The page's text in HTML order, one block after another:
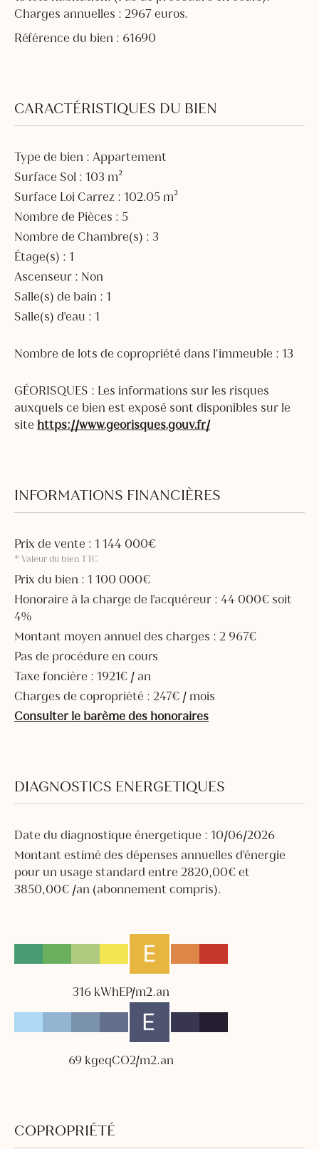
Charges annuelles : 2967 euros.
Référence du bien : 61690
CARACTÉRISTIQUES DU BIEN
Type de bien : Appartement
Surface Sol : 103 m²
Surface Loi Carrez : 102.05 m²
Nombre de Pièces : 5
Nombre de Chambre(s) : 3
Étage(s) : 1
Ascenseur : Non
Salle(s) de bain : 1
Salle(s) d'eau : 1
Nombre de lots de copropriété dans l’immeuble : 13
GÉORISQUES : Les informations sur les risques
auxquels ce bien est exposé sont disponibles sur le
site https://www.georisques.gouv.fr/
INFORMATIONS FINANCIÈRES
Prix de vente : 1 144 000€
* Valeur du bien TTC
Prix du bien : 1 100 000€
Honoraire à la charge de l'acquéreur : 44 000€ soit
4%
Montant moyen annuel des charges : 2 967€
Pas de procédure en cours
Taxe foncière : 1921€ / an
Charges de copropriété : 247€ / mois
Consulter le barème des honoraires
DIAGNOSTICS ENERGETIQUES
Date du diagnostique énergetique : 10/06/2026
Montant estimé des dépenses annuelles d'énergie
pour un usage standard entre 2820,00€ et
3850,00€ /an (abonnement compris).
316 kWhEP/m2.an
69 kgeqCO2/m2.an
COPROPRIÉTÉ